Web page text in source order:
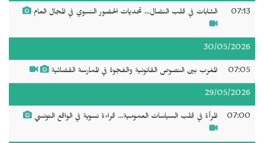
07:13 الشابات في قلب النضال... تحديات الحضور النسوي في المجال العام
30/05/2026
07:05 المغرب بين النصوص القانونية والفجوة في الممارسة القضائية
29/05/2026
07:00 المرأة في قلب السياسات العمومية... قراءة نسوية في الواقع التونسي